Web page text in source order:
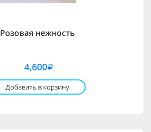
Розовая нежность
4,600i
Добавить в корзину